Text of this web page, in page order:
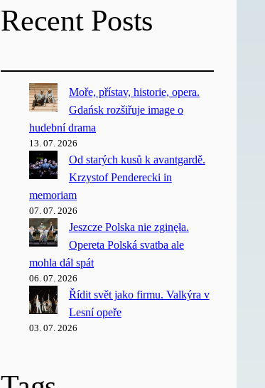
Recent Posts
Moře, přístav, historie, opera.
Gdańsk rozšiřuje image o
hudební drama
13. 07. 2026
Od starých kusů k avantgardě.
Krzystof Penderecki in
memoriam
07. 07. 2026
Jeszcze Polska nie zginęła.
Opereta Polská svatba ale
mohla dál spát
06. 07. 2026
Řídit svět jako firmu. Valkýra v
Lesní opeře
03. 07. 2026